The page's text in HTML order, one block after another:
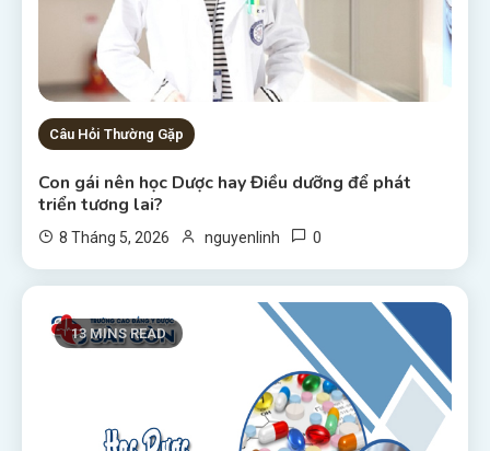
Câu Hỏi Thường Gặp
Con gái nên học Dược hay Điều dưỡng để phát
triển tương lai?
8 Tháng 5, 2026 nguyenlinh 0
13 MINS READ